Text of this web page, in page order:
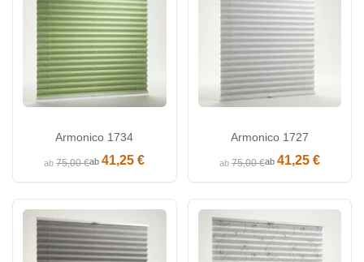
Armonico 1734
ab75,00 €ab41,25 €
Armonico 1727
ab75,00 €ab 41,25 €